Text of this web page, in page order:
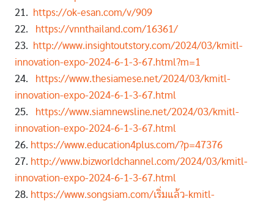
21.
https://ok-esan.com/v/909
22.
https://vnnthailand.com/16361/
23.
http://www.insightoutstory.com/2024/03/kmitl-
innovation-expo-2024-6-1-3-67.html?m=1
24.
https://www.thesiamese.net/2024/03/kmitl-
innovation-expo-2024-6-1-3-67.html
25.
https://www.siamnewsline.net/2024/03/kmitl-
innovation-expo-2024-6-1-3-67.html
26. https://www.education4plus.com/?p=47376
27. http://www.bizworldchannel.com/2024/03/kmitl-
innovation-expo-2024-6-1-3-67.html
28. https://www.songsiam.com/เริ่มแล้ว-kmitl-